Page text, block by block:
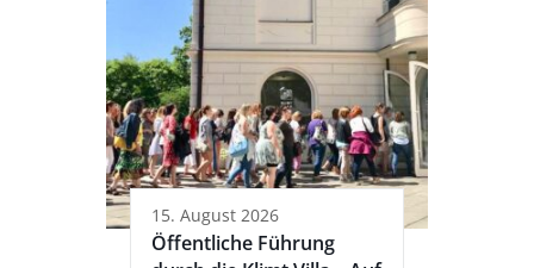
15. August 2026
Öffentliche Führung